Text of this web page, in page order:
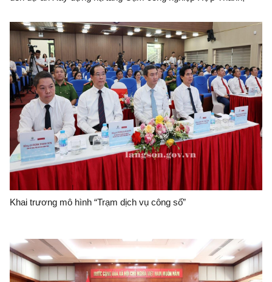
kỹ thuật phục vụ giải phóng mặt bằng dự án Khu công nghiệp
VSIP Lạng Sơn
Khai trương mô hình “Trạm dịch vụ công số”